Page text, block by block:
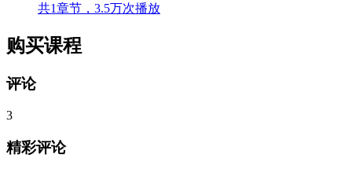
共1章节，3.5万次播放
购买课程
评论
3
精彩评论